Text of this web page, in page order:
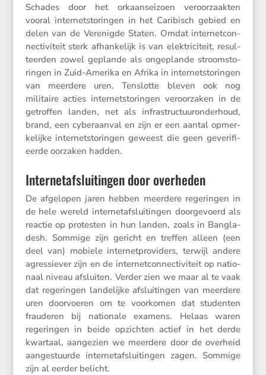
Schades door het orkaan­sei­zoen veroor­zaakten
vooral inter­net­sto­ringen in het Caribisch gebied en
delen van de Verenigde Staten. Omdat inter­net­con­
nec­ti­vi­teit sterk afhan­ke­lijk is van elektri­ci­teit, resul­
teerden zowel geplande als ongeplande stroom­sto­
ringen in Zuid-Amerika en Afrika in inter­net­sto­ringen
van meerdere uren. Tenslotte bleven ook nog
militaire acties inter­net­sto­ringen veroor­zaken in de
getroffen landen, net als infra­struc­tuur­on­der­houd,
brand, een cyber­aanval en zijn er een aantal opmer­
ke­lijke inter­net­sto­ringen geweest die geen geveri­fi­
eerde oorzaken hadden.
Internetafsluitingen door overheden
De afgelopen jaren hebben meerdere regeringen in
de hele wereld inter­net­af­slui­tingen doorge­voerd als
reactie op protesten in hun landen, zoals in Bangla­
desh. Sommige zijn gericht en treffen alleen (een
deel van) mobiele inter­net­pro­vi­ders, terwijl andere
agres­siever zijn en de inter­net­con­nec­ti­vi­teit op natio­
naal niveau afsluiten. Verder zien we maar al te vaak
dat regeringen lande­lijke afslui­tingen van meerdere
uren doorvoeren om te voorkomen dat studenten
frauderen bij natio­nale examens. Helaas waren
regeringen in beide opzichten actief in het derde
kwartaal, aange­zien we meerdere door de overheid
aange­stuurde inter­net­af­slui­tingen zagen. Sommige
zijn al eerder belicht.